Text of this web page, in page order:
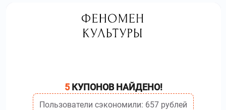
5КУПОНОВ НАЙДЕНО!
Пользователи сэкономили: 657 рублей